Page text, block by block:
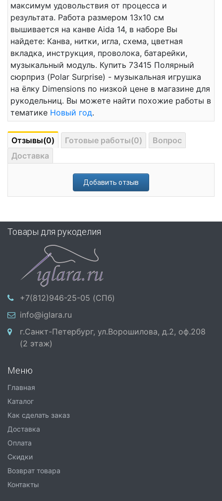
максимум удовольствия от процесса и
результата. Работа размером 13x10 см
вышивается на канве Aida 14, в наборе Вы
найдете: Канва, нитки, игла, схема, цветная
вкладка, инструкция, проволока, батарейки,
музыкальный модуль. Купить 73415 Полярный
сюрприз (Polar Surprise) - музыкальная игрушка
на ёлку Dimensions по низкой цене в магазине для
рукодельниц. Вы можете найти похожие работы в
тематике Новый год.
Отзывы(0) Готовые работы(0)
Вопрос
Доставка
Добавить отзыв
Товары для рукоделия
+7(812)946-25-05 (СПб)
info@iglara.ru
г.Санкт-Петербург, ул.Ворошилова, д.2, оф.208
(2 этаж)
Меню
Главная
Каталог
Как сделать заказ
Доставка
Оплата
Скидки
Возврат товара
Контакты